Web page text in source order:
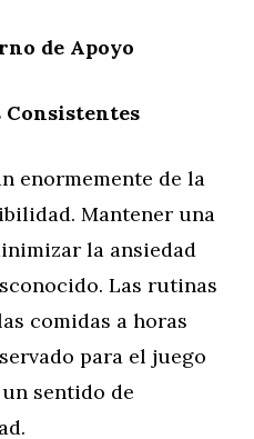
de Apoyo
enormemente de la
Mantener una
la ansiedad
Las rutinas
comidas a horas
para el juego
sentido de